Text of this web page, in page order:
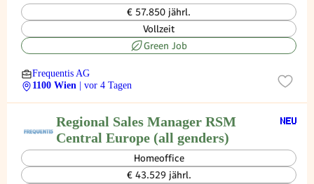
€ 57.850 jährl.
Vollzeit
Green Job
Frequentis AG
1100 Wien
| vor 4 Tagen
Regional Sales Manager RSM
Central Europe (all genders)
Homeoffice
€ 43.529 jährl.